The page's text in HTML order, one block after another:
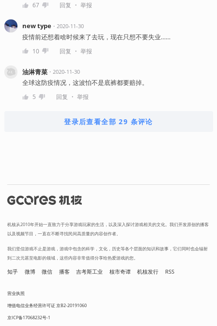
67 回复 ・ 举报
new type・ 2020-11-30
疫情前还想着啥时候来了去玩，现在只想不要失业……
10 回复 ・ 举报
油淋青菜・ 2020-11-30
全球这防疫情况，这波怕不是底裤都要赔掉。
5 回复 ・ 举报
登录后查看全部 29 条评论
机核从2010年开始一直致力于分享游戏玩家的生活，以及深入探讨游戏相关的文化。我们开发原创的播客
以及视频节目，一直在不断寻找民间高质量的内容创作者。
我们坚信游戏不止是游戏，游戏中包含的科学，文化，历史等各个层面的知识和故事，它们同时也会辐射
到二次元甚至电影的领域，这些内容非常值得分享给热爱游戏的您。
知乎 微博 微信 播客 吉考斯工业 核市奇谭 机核发行 RSS
营业执照
增值电信业务经营许可证 京B2-20191060
京ICP备17068232号-1